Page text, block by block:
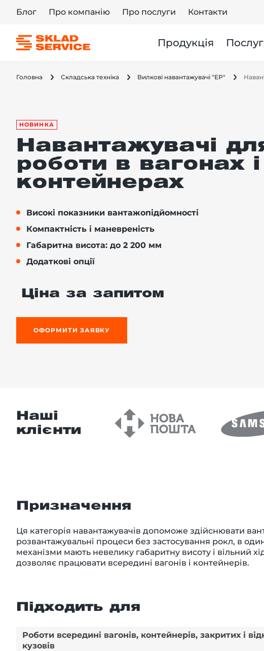
Блог Про компанію Про послуги Контакти
Продукція
Головна Складська техніка Вилкові навантажувачі "EP"
НОВИНКА
Навантажувачі
роботи в вагонах і
контейнерах
Високі показники вантажопідйомності
Компактність і маневреність
Габаритна висота: до 2 200 мм
Додаткові опції
Ціна за запитом
ОФОРМИТИ ЗАЯВКУ
Наші
клієнти
Призначення
Ця категорія навантажувачів допоможе здійснювати
розвантажувальні процеси без застосування рокл, в
механізми мають невелику габаритну висоту і вільний
дозволяє працювати всередині вагонів і контейнерів.
Підходить для
Роботи всередині вагонів, контейнерів, закритих і
кузовів